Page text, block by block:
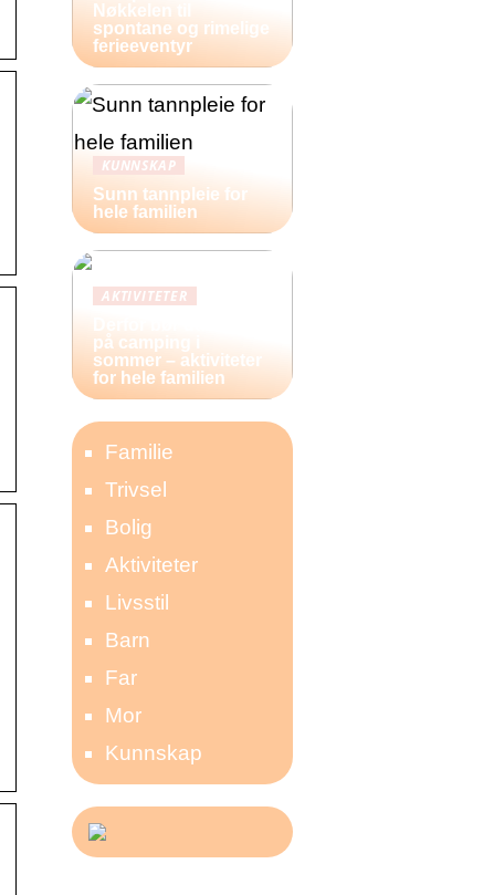
Nøkkelen til
spontane og rimelige
ferieeventyr
KUNNSKAP
Sunn tannpleie for
hele familien
AKTIVITETER
på camping i
sommer – aktiviteter
for hele familien
Familie
Trivsel
Bolig
Aktiviteter
Livsstil
Barn
Far
Mor
Kunnskap